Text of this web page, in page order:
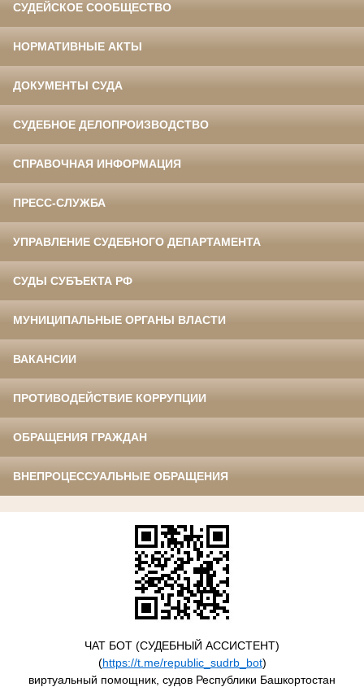
СУДЕЙСКОЕ СООБЩЕСТВО
НОРМАТИВНЫЕ АКТЫ
ДОКУМЕНТЫ СУДА
СУДЕБНОЕ ДЕЛОПРОИЗВОДСТВО
СПРАВОЧНАЯ ИНФОРМАЦИЯ
ПРЕСС-СЛУЖБА
УПРАВЛЕНИЕ СУДЕБНОГО ДЕПАРТАМЕНТА
СУДЫ СУБЪЕКТА РФ
МУНИЦИПАЛЬНЫЕ ОРГАНЫ ВЛАСТИ
ВАКАНСИИ
ПРОТИВОДЕЙСТВИЕ КОРРУПЦИИ
ОБРАЩЕНИЯ ГРАЖДАН
ВНЕПРОЦЕССУАЛЬНЫЕ ОБРАЩЕНИЯ
ЧАТ БОТ (СУДЕБНЫЙ АССИСТЕНТ)
(https://t.me/republic_sudrb_bot)
виртуальный помощник, судов Республики Башкортостан